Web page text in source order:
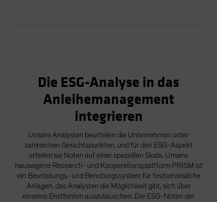
Die ESG-Analyse in das
Anleihemanagement
integrieren
Unsere Analysten beurteilen die Unternehmen unter
zahlreichen Gesichtspunkten, und für den ESG-Aspekt
erteilen sie Noten auf einer speziellen Skala. Unsere
hauseigene Research- und Kooperationsplattform PRISM ist
ein Beurteilungs- und Benotungssystem für festverzinsliche
Anlagen, das Analysten die Möglichkeit gibt, sich über
einzelne Emittenten auszutauschen. Die ESG-Noten der